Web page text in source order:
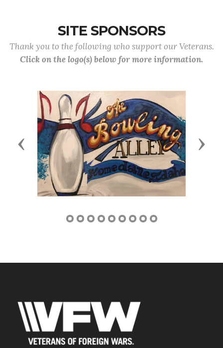
SITE SPONSORS
Thank you to the following who support our Veterans.
Click on the logo(s) below for more information.
Previous Next